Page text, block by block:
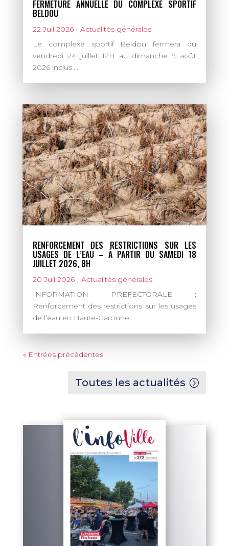
FERMETURE ANNUELLE DU COMPLEXE SPORTIF
BELDOU
22 Juil 2026| Actualités générales
Le complexe sportif Beldou fermera du
vendredi 24 juillet 12H au dimanche 9 août
2026 inclus....
RENFORCEMENT DES RESTRICTIONS SUR LES
USAGES DE L’EAU – À PARTIR DU SAMEDI 18
JUILLET 2026, 8H
20 Juil 2026| Actualités générales
INFORMATION PREFECTORALE :
Renforcement des restrictions sur les usages
de l’eau en Haute-Garonne...
« Entrées précédentes
Toutes les actualités